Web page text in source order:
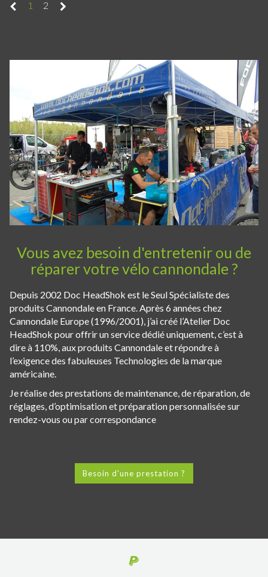
1 2
Vous avez besoin d'entretenir ou de
réparer votre vélo cannondale ?
Depuis 2002 Doc HeadShok est le Seul Spécialiste des
produits Cannondale en France. Après 6 années chez
Cannondale Europe (1996/2001), j’ai créé l’Atelier Doc
HeadShok pour offrir un service dédié uniquement, c’est à
dire à 110%, aux produits Cannondale et répondre à
l’exigence des fabuleuses Technologies de la marque
américaine.
Je réalise des prestations de maintenance, de réparation, de
réglages, d’optimisation et préparation personnalisée sur
rendez-vous ou par correspondance
Besoin d'une prestation ?